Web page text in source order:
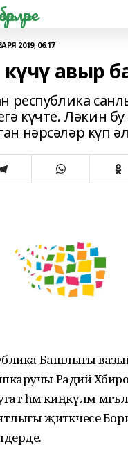
2019, 06:17
авыр
республика
күчте. Ләкин
нәрсәләр күп
Башлыгы
Радий Хәбиров
һәм киңкүләм
җитәкчесе